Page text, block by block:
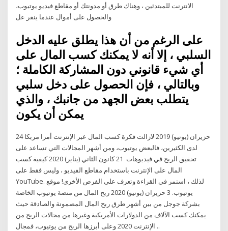
الانترنت للمبتدئين ، وهناك طرق أو مدونتك أو مقاطع فيديو يوتيوب،
والحصول على أموال عندما ينقر عل
على الرغم من أن هذا يطلق عليه الدخل
السلبي ، إلا أنه لا يمكنك كسب المال على
أي شيء قانوني دون المشاركة الكاملة ؛
وبالتالي ، فإن الحصول على دخل سلبي
يتطلب بعض الجهد من جانبك ، والذي
يمكن أن يكون
24 حزيران (يونيو) 2019 لازالت فكرة كسب المال عبر الإنترنت أمرا مربكا
لدى الكثيرين، فالبعض يوتيوب، ومن أشهر المجالات التي تساعد على
تحقيق الربح في فيديوهات 21 كانون الثاني (يناير) 2020 كيفية كسب
المال على الإنترنت باستخدام مقاطع الفيديو ، وليس فقط على
YouTube. لذلك ، استمر في القراءة وتعرف على الفرص الأخرى! موقع
يوتيوب. 3 حزيران (يونيو) 2020 ربح المال من منصة يوتيوب الخاصة
بشركة جوجل من بين أشهر طرق ربح المال المضمونة والصادقة حيث
يمكنك كسب الآلاف من الدولارات الأمريكية وغيرها من مجالات الربح من
الإنترنت 2020 وعلى أبرزها الربح من يوتيوب، فمجال ..